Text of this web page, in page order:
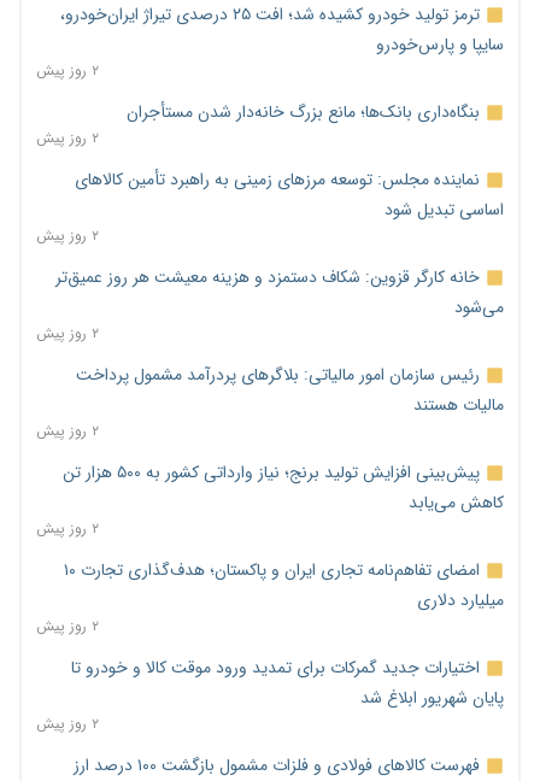
ترمز تولید خودرو کشیده شد؛ افت ۲۵ درصدی تیراژ ایران‌خودرو،
سایپا و پارس‌خودرو
۲ روز پیش
بنگاه‌داری بانک‌ها؛ مانع بزرگ خانه‌دار شدن مستأجران
۲ روز پیش
نماینده مجلس: توسعه مرزهای زمینی به راهبرد تأمین کالاهای
اساسی تبدیل شود
۲ روز پیش
خانه کارگر قزوین: شکاف دستمزد و هزینه معیشت هر روز عمیق‌تر
می‌شود
۲ روز پیش
رئیس سازمان امور مالیاتی: بلاگرهای پردرآمد مشمول پرداخت
مالیات هستند
۲ روز پیش
پیش‌بینی افزایش تولید برنج؛ نیاز وارداتی کشور به ۵۰۰ هزار تن
کاهش می‌یابد
۲ روز پیش
امضای تفاهم‌نامه تجاری ایران و پاکستان؛ هدف‌گذاری تجارت ۱۰
میلیارد دلاری
۲ روز پیش
اختیارات جدید گمرکات برای تمدید ورود موقت کالا و خودرو تا
پایان شهریور ابلاغ شد
۲ روز پیش
فهرست کالاهای فولادی و فلزات مشمول بازگشت ۱۰۰ درصد ارز